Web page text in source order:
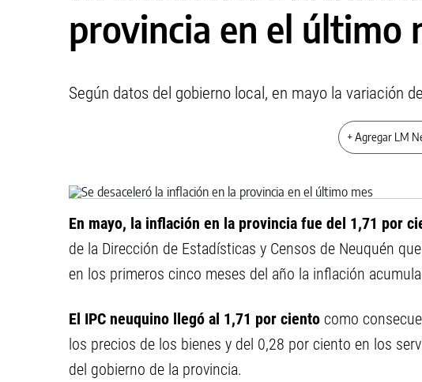
provincia en el último
Según datos del gobierno local, en mayo la variación
+ Agregar LM
En mayo, la inflación en la provincia fue del 1,71 por
de la Dirección de Estadísticas y Censos de Neuquén
en los primeros cinco meses del año la inflación
El IPC neuquino llegó al 1,71 por ciento como
los precios de los bienes y del 0,28 por ciento en los
del gobierno de la provincia.